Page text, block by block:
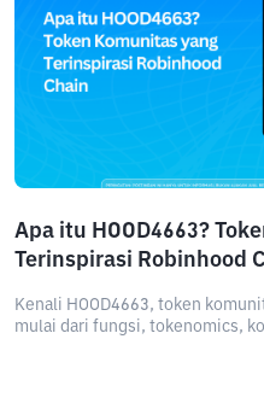
Apa itu HOOD4663?
Terinspirasi Robinhood
Kenali HOOD4663, token
mulai dari fungsi, tokenomics,